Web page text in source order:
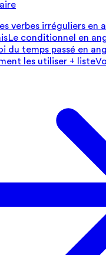
verbes irréguliers en
Le conditionnel en
du temps passé en
les utiliser + liste